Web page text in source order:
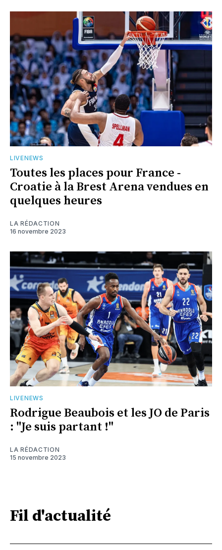
LIVENEWS
Toutes les places pour France -
Croatie à la Brest Arena vendues en
quelques heures
LA RÉDACTION
16 novembre 2023
LIVENEWS
Rodrigue Beaubois et les JO de Paris
: "Je suis partant !"
LA RÉDACTION
15 novembre 2023
Fil d'actualité